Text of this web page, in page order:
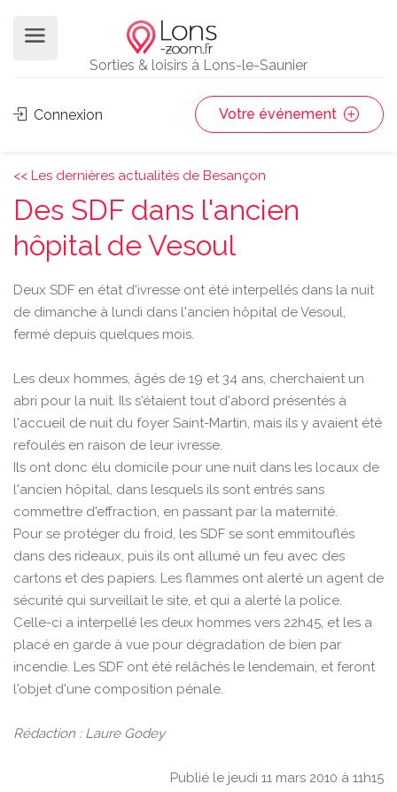
Sorties & loisirs à Lons-le-Saunier
Connexion Votre événement
<< Les dernières actualités de Besançon
Des SDF dans l'ancien
hôpital de Vesoul
Deux SDF en état d'ivresse ont été interpellés dans la nuit
de dimanche à lundi dans l'ancien hôpital de Vesoul,
fermé depuis quelques mois.
Les deux hommes, âgés de 19 et 34 ans, cherchaient un
abri pour la nuit. Ils s'étaient tout d'abord présentés à
l'accueil de nuit du foyer Saint-Martin, mais ils y avaient été
refoulés en raison de leur ivresse.
Ils ont donc élu domicile pour une nuit dans les locaux de
l'ancien hôpital, dans lesquels ils sont entrés sans
commettre d'effraction, en passant par la maternité.
Pour se protéger du froid, les SDF se sont emmitouflés
dans des rideaux, puis ils ont allumé un feu avec des
cartons et des papiers. Les flammes ont alerté un agent de
sécurité qui surveillait le site, et qui a alerté la police.
Celle-ci a interpellé les deux hommes vers 22h45, et les a
placé en garde à vue pour dégradation de bien par
incendie. Les SDF ont été relâchés le lendemain, et feront
l'objet d'une composition pénale.
Rédaction : Laure Godey
Publié le jeudi 11 mars 2010 à 11h15